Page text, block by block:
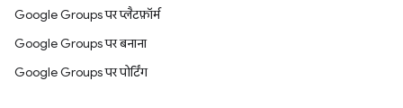
Google Groups पर प्लैटफ़ॉर्म
Google Groups पर बनाना
Google Groups पर पोर्टिंग